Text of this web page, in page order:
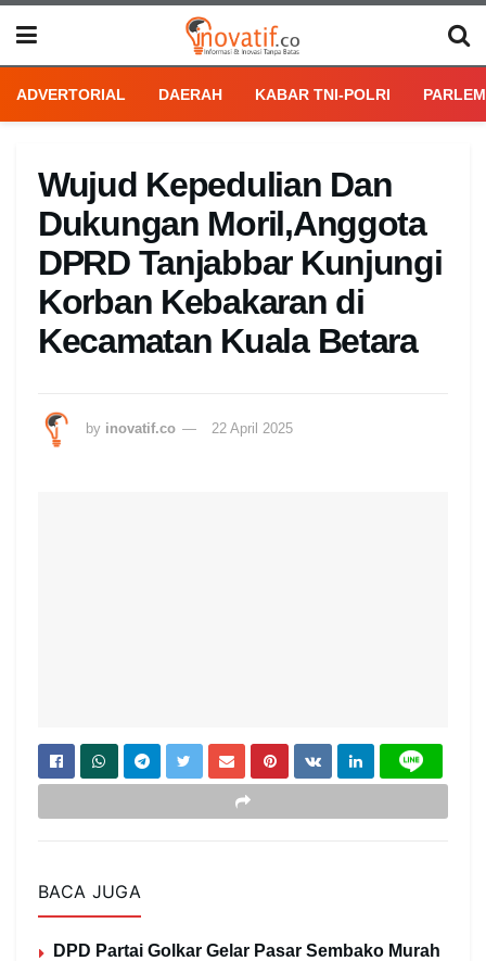
ADVERTORIAL DAERAH KABAR TNI-POLRI
Wujud Kepedulian Dan
Dukungan Moril,Anggota
DPRD Tanjabbar Kunjungi
Korban Kebakaran di
Kecamatan Kuala Betara
by inovatif.co 22 April 2025
BACA JUGA
DPD Partai Golkar Gelar Pasar Sembako Murah